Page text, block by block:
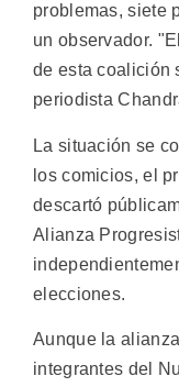
problemas, siete
un observador.
de esta coalición
periodista
La situación se
los comicios, el
descartó
Alianza
elecciones.
Aunque la
integrantes del